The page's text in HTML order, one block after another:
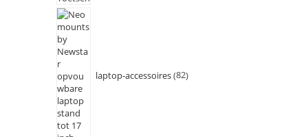
laptop-accessoires 82